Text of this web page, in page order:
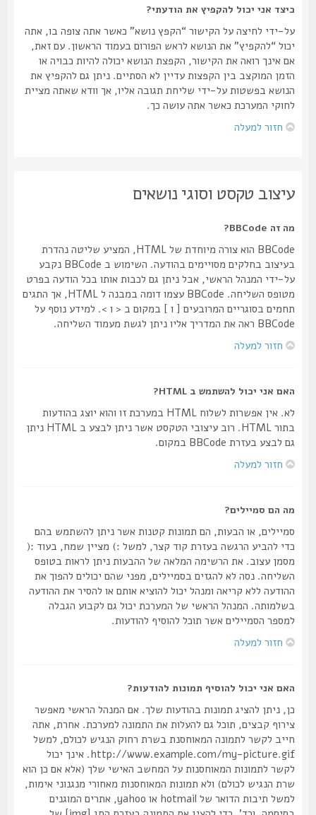
כיצד אני יכול להקפיץ את הודעתי?
על-ידי לחיצה על הקישור “הקפץ נושא” כאשר אתה צופה בו, אתה
יכול “להקפיץ” את הנושא לראש הפורום בעמוד הראשון. עם זאת,
אם אינך רואה את הקישור, הקפצת הנושא יכולה להיות כבויה או
הזמן המוקצב בין הקפצות עדיין לא הסתיים. ניתן גם להקפיץ את
הנושא בפשטות על-ידי שליחת תגובה אליו, אך וודא שאתה מציית
לחוקי המערכת כאשר אתה עושה כך.
חזור למעלה
עיצוב טקסט וסוגי נושאים
מה זה BBCode?
BBCode הוא צורה מיוחדת של HTML, המציע שליטה נהדרת
בעיצוב בחלקים מסויימים בהודעה. השימוש ב BBCode נקבע
על-ידי המנהל הראשי, אבל ניתן גם לכבות אותו בכל הודעה בפרט
מטופס השליחה. BBCode עצמו דומה במבנה ל HTML, אך התגים
תחמים בסוגריים המרובעים [ ו ] במקום ב < ו >. למידע נוסף על
BBCode ראה את המדריך אליו ניתן לגשת מעמוד השליחה.
חזור למעלה
האם אני יכול להשתמש ב HTML?
לא. אין אפשרות לשלוח HTML במערכת זו והוא יוצג בהודעות
בתור HTML. רוב עיצובי הטקסט אשר ניתן לבצע ב HTML ניתן
גם לבצע בעזרת BBCode במקום.
חזור למעלה
מה הם סמיילים?
סמיילים, או הבעות, הם תמונות קטנות אשר ניתן להשתמש בהם
כדי להביע הרגשה בעזרת קוד קצר, למשל :) מציין שמח, בעוד :(
מסמן עצוב. את הרשימה המלאה של ההבעות ניתן לראות בטופס
השליחה. נסה לא להגזים בסמיילים, מפני שהם יכולים להפוך את
ההודעה ללא קריאה ומנהל יכול להוציא אותם או להסיר את ההודעה
בשלמותה. המנהל הראשי של המערכת יכול גם לקבוע הגבלה
למספר הסמיילים אשר תוכל להוסיף להודעות.
חזור למעלה
האם אני יכול להוסיף תמונות להודעות?
כן, ניתן להציג תמונות בהודעות שלך. אם המנהל הראשי מאפשר
צירוף קבצים, תוכל גם להעלות את התמונה למערכת. אחרת, אתה
חייב לקשר לתמונה המאוחסנת בשרת רחוק הנגיש לכולם, למשל
http://www.example.com/my-picture.gif. אינך יכול
לקשר לתמונות המאוחסנות על המחשב האישי שלך (אלא אם כן הוא
שרת הנגיש לכולם) ולא תמונות המאוחסנות מאחורי מנגנוני אימות,
למשל תיבות הדואר של hotmail או yahoo, אתרים המוגנים